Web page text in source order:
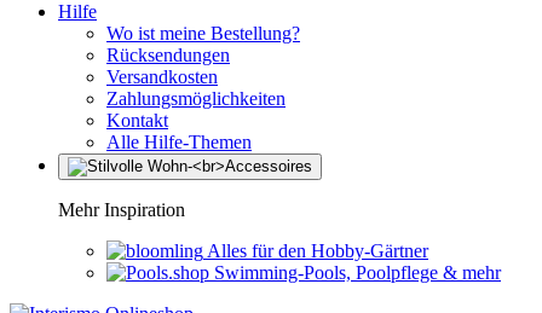
Hilfe
Wo ist meine Bestellung?
Rücksendungen
Versandkosten
Zahlungsmöglichkeiten
Kontakt
Alle Hilfe-Themen
Mehr Inspiration
Alles für den Hobby-Gärtner
Swimming-Pools, Poolpflege & mehr